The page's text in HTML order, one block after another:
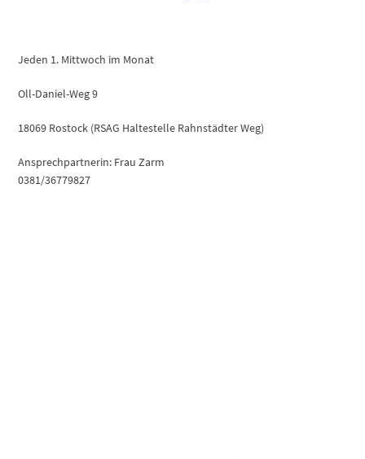
Jeden 1. Mittwoch im Monat
Oll-Daniel-Weg 9
18069 Rostock (RSAG Haltestelle Rahnstädter Weg)
Ansprechpartnerin: Frau Zarm
0381/36779827